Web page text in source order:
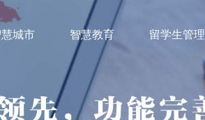
城市 智慧教育 留学生管理